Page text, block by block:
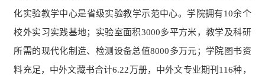
化实验教学中心是省级实验教学示范中心。学院拥有10余个
校外实习实践基地；实验室面积3000多平方米，教学及科研
所需的现代化制造、检测设备总值8000多万元；学院图书资
料充足，中外文藏书合计6.22万册，中外文专业期刊116种，